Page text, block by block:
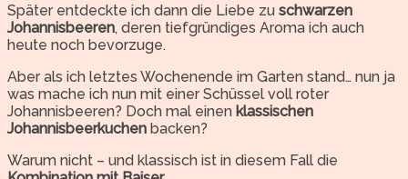
Später entdeckte ich dann die Liebe zu schwarzen
Johannisbeeren, deren tiefgründiges Aroma ich auch
heute noch bevorzuge.
Aber als ich letztes Wochenende im Garten stand… nun ja
was mache ich nun mit einer Schüssel voll roter
Johannisbeeren? Doch mal einen klassischen
Johannisbeerkuchen backen?
Warum nicht – und klassisch ist in diesem Fall die